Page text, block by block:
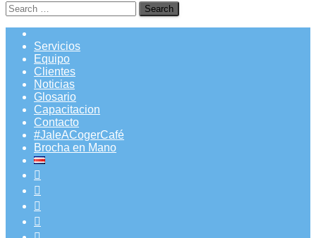
Search
for:
Servicios
Equipo
Clientes
Noticias
Glosario
Capacitacion
Contacto
#JaleACogerCafé
Brocha en Mano